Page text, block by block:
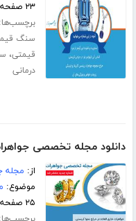
۲۳ صفحه
برچسب‌ها:
سنگ
قیمتی،
درمانی
دانلود مجله تخصصی جواهرات - 24
از: مجله
موضوع:
۲۵ صفحه